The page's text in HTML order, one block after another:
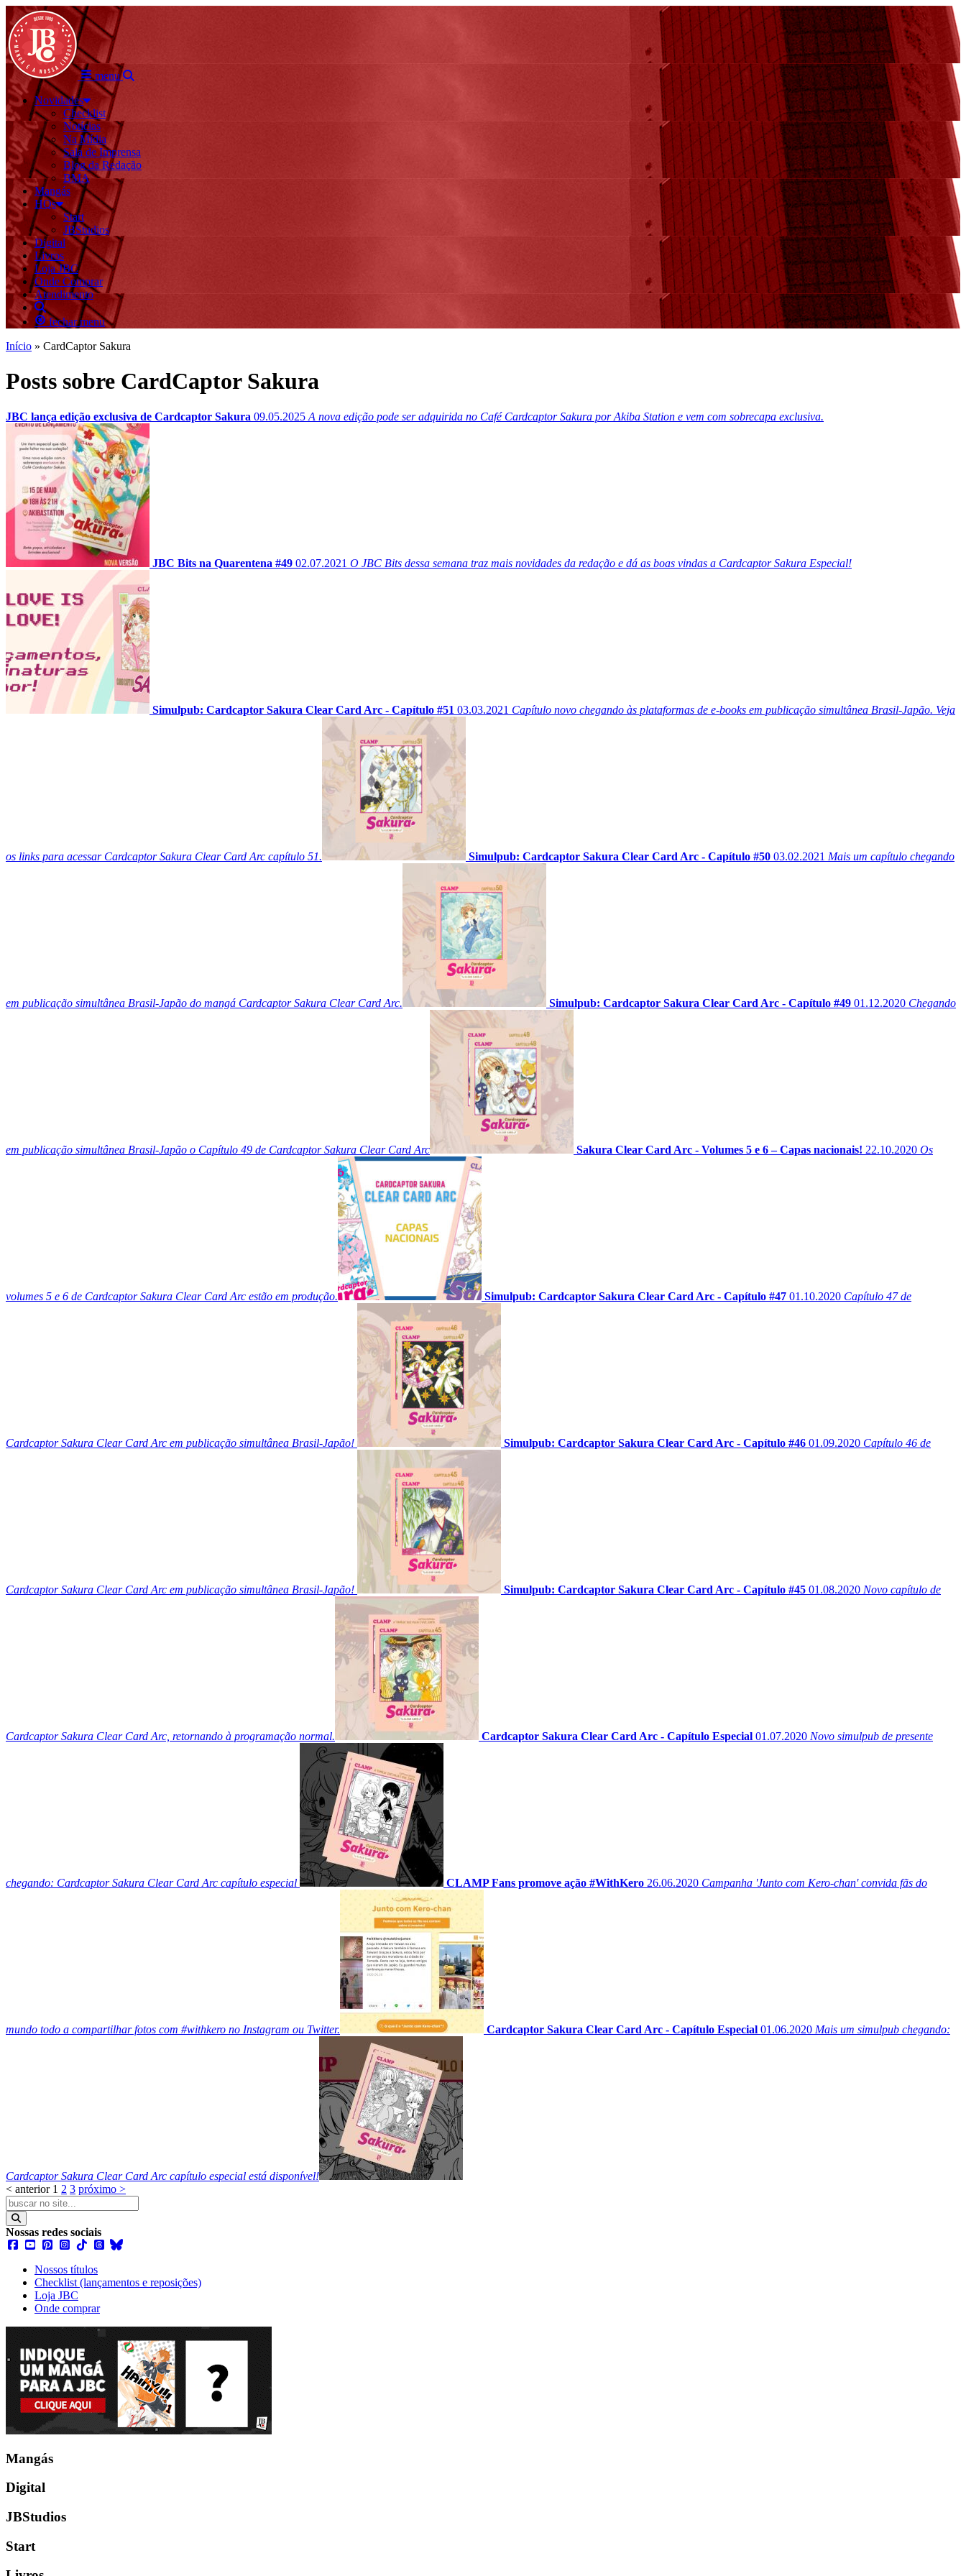
menu
Novidades
Checklist
Notícias
Na Mídia
Sala de Imprensa
Blog da Redação
BMA
Mangás
HQs
Start
JBStudios
Digital
Livros
Loja JBC
Onde Comprar
Atendimento
fechar menu
Início » CardCaptor Sakura
Posts sobre CardCaptor Sakura
JBC lança edição exclusiva de Cardcaptor Sakura 09.05.2025 A nova edição pode ser adquirida no Café Cardcaptor Sakura por Akiba Station e vem com sobrecapa exclusiva.
JBC Bits na Quarentena #49 02.07.2021 O JBC Bits dessa semana traz mais novidades da redação e dá as boas vindas a Cardcaptor Sakura Especial!
Simulpub: Cardcaptor Sakura Clear Card Arc - Capítulo #51 03.03.2021 Capítulo novo chegando às plataformas de e-books em publicação simultânea Brasil-Japão. Veja
os links para acessar Cardcaptor Sakura Clear Card Arc capítulo 51. Simulpub: Cardcaptor Sakura Clear Card Arc - Capítulo #50 03.02.2021 Mais um capítulo chegando
em publicação simultânea Brasil-Japão do mangá Cardcaptor Sakura Clear Card Arc. Simulpub: Cardcaptor Sakura Clear Card Arc - Capítulo #49 01.12.2020 Chegando
em publicação simultânea Brasil-Japão o Capítulo 49 de Cardcaptor Sakura Clear Card Arc Sakura Clear Card Arc - Volumes 5 e 6 – Capas nacionais! 22.10.2020 Os
volumes 5 e 6 de Cardcaptor Sakura Clear Card Arc estão em produção. Simulpub: Cardcaptor Sakura Clear Card Arc - Capítulo #47 01.10.2020 Capítulo 47 de
Cardcaptor Sakura Clear Card Arc em publicação simultânea Brasil-Japão! Simulpub: Cardcaptor Sakura Clear Card Arc - Capítulo #46 01.09.2020 Capítulo 46 de
Cardcaptor Sakura Clear Card Arc em publicação simultânea Brasil-Japão! Simulpub: Cardcaptor Sakura Clear Card Arc - Capítulo #45 01.08.2020 Novo capítulo de
Cardcaptor Sakura Clear Card Arc, retornando à programação normal. Cardcaptor Sakura Clear Card Arc - Capítulo Especial 01.07.2020 Novo simulpub de presente
chegando: Cardcaptor Sakura Clear Card Arc capítulo especial CLAMP Fans promove ação #WithKero 26.06.2020 Campanha 'Junto com Kero-chan' convida fãs do
mundo todo a compartilhar fotos com #withkero no Instagram ou Twitter. Cardcaptor Sakura Clear Card Arc - Capítulo Especial 01.06.2020 Mais um simulpub chegando:
Cardcaptor Sakura Clear Card Arc capítulo especial está disponível!
< anterior 1 2 3 próximo >
Nossas redes sociais
Nossos títulos
Checklist (lançamentos e reposições)
Loja JBC
Onde comprar
Mangás
Digital
JBStudios
Start